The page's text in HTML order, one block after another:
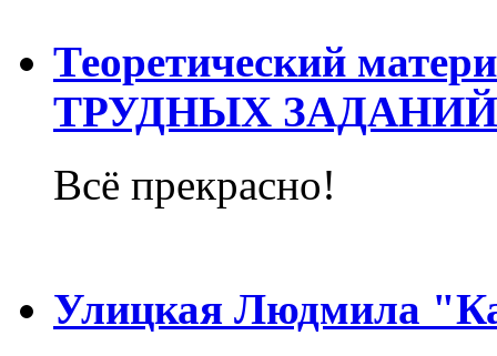
Теоретический
ТРУДНЫХ
Всё прекрасно!
Улицкая Людмила